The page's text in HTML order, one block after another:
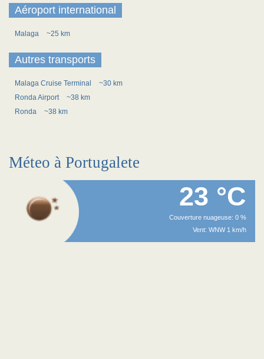
Aéroport international
Malaga ~25 km
Autres transports
Malaga Cruise Terminal
~30 km
Ronda Airport
~38 km
Ronda
~38 km
Méteo à Portugalete
23 °C
Couverture nuageuse: 0 %
Vent: WNW 1 km/h